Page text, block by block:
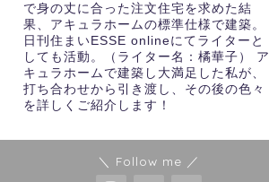
で身の丈に合った注文住宅を求めた結
果、アキュラホームの標準仕様で建築。
日刊住まいESSE onlineにてライターと
しても活動。（ライター名：橘華子） ア
キュラホームで建築し大満足した私が、
打ち合わせから引き渡し、その後の色々
を詳しくご紹介します！
＼ Follow me ／